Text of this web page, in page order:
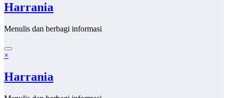
Harrania
Menulis dan berbagi informasi
×
Harrania